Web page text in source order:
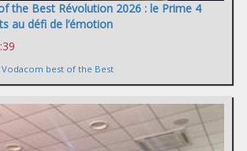
the Best Révolution 2026 : le Prime 4
au défi de l’émotion
Vodacom best of the Best